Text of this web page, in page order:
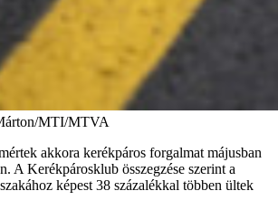
MTI/MTVA
akkora kerékpáros forgalmat májusban
A Kerékpárosklub összegzése szerint a
képest 38 százalékkal többen ültek